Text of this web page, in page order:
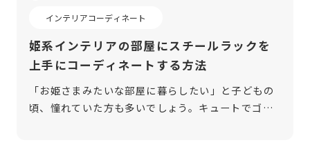
インテリアコーディネート
姫系インテリアの部屋にスチールラックを
上手にコーディネートする方法
「お姫さまみたいな部屋に暮らしたい」と子どもの
頃、憧れていた方も多いでしょう。キュートでゴー